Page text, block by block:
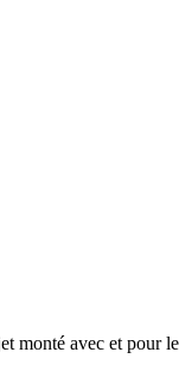
monté avec et pour